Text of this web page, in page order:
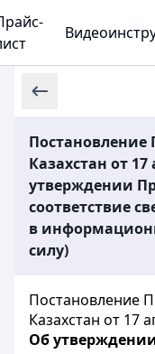
Постановление
Казахстан от
утверждении
соответствие
в
силу)
Постановление
Казахстан от 17
Об